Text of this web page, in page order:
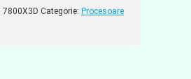
7800X3D Categorie: Procesoare